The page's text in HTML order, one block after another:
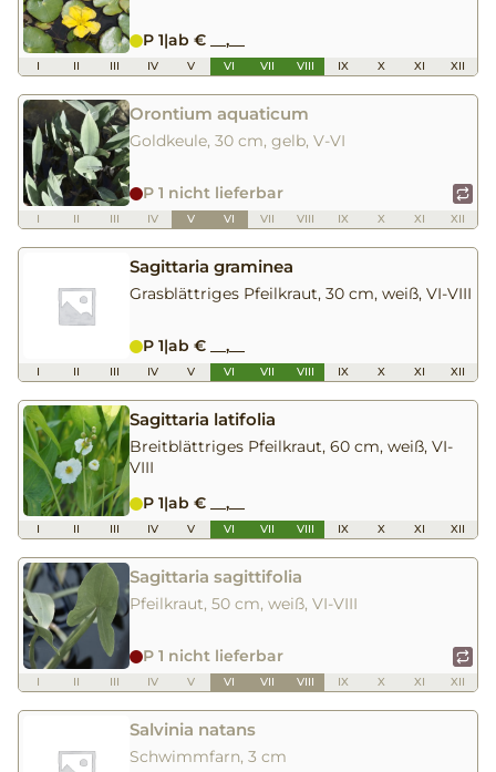
P 1|ab € __,__
I II III IV V VI VII VIII IX X XI XII
Orontium aquaticum
Goldkeule, 30 cm, gelb, V-VI
P 1 nicht lieferbar
I II III IV V VI VII VIII IX X XI XII
Sagittaria graminea
Grasblättriges Pfeilkraut, 30 cm, weiß, VI-VIII
P 1|ab € __,__
I II III IV V VI VII VIII IX X XI XII
Sagittaria latifolia
Breitblättriges Pfeilkraut, 60 cm, weiß, VI-
VIII
P 1|ab € __,__
I II III IV V VI VII VIII IX X XI XII
Sagittaria sagittifolia
Pfeilkraut, 50 cm, weiß, VI-VIII
P 1 nicht lieferbar
I II III IV V VI VII VIII IX X XI XII
Salvinia natans
Schwimmfarn, 3 cm